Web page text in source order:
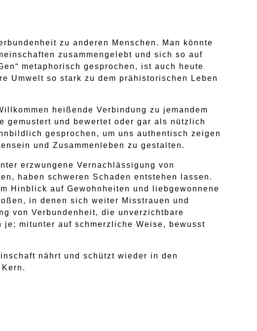
zu anderen Menschen. Man könnte
zusammengelebt und sich so auf
metaphorisch gesprochen, ist auch heute
Umwelt so stark zu dem prähistorischen Leben
heißende Verbindung zu jemandem
gemustert und bewertet oder gar als nützlich
gesprochen, um uns authentisch zeigen
und Zusammenleben zu gestalten.
erzwungene Vernachlässigung von
haben schweren Schaden entstehen lassen.
Hinblick auf Gewohnheiten und liebgewonnene
in denen sich weiter Misstrauen und
von Verbundenheit, die unverzichtbare
mitunter auf schmerzliche Weise, bewusst
nährt und schützt wieder in den